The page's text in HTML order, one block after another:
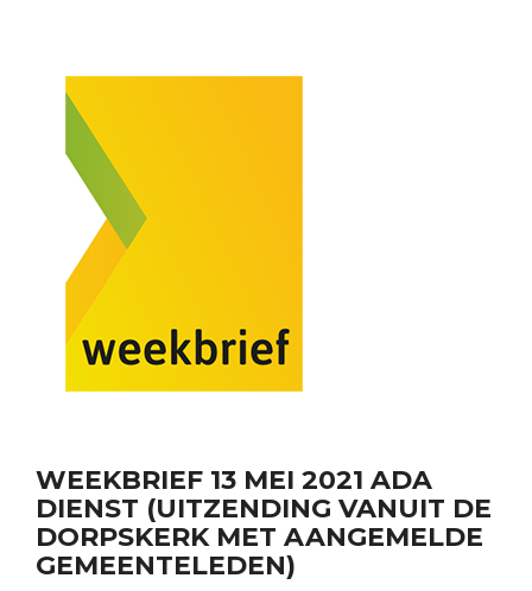
WEEKBRIEF 13 MEI 2021 ADA
DIENST (UITZENDING VANUIT DE
DORPSKERK MET AANGEMELDE
GEMEENTELEDEN)